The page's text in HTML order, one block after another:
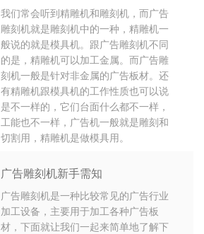
我们常会听到精雕机和雕刻机，而广告
雕刻机就是雕刻机中的一种，精雕机一
般说的就是模具机。跟广告雕刻机不同
的是，精雕机可以加工金属。而广告雕
刻机一般是针对非金属的广告板材。还
有精雕机跟模具机的工作性质也可以说
是不一样的，它们台面什么都不一样，
工能也不一样，广告机一般就是雕刻和
切割用，精雕机是做模具用。
广告雕刻机新手需知
广告雕刻机是一种比较常见的广告行业
加工设备，主要用于加工各种广告板
材，下面就让我们一起来简单地了解下